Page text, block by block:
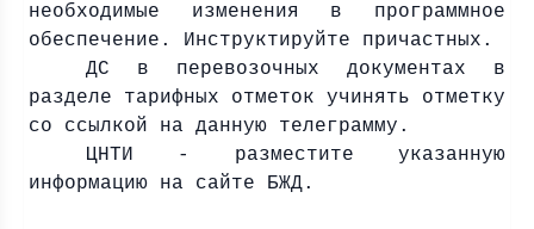
необходимые изменения в программное
обеспечение. Инструктируйте причастных.
ДС в перевозочных документах в
разделе тарифных отметок учинять отметку
со ссылкой на данную телеграмму.
ЦНТИ - разместите указанную
информацию на сайте БЖД.